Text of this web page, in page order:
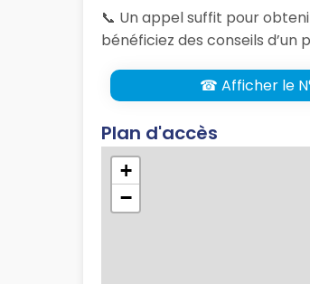
📞 Un appel suffit pour
bénéficiez des conseils d’un
☎ Afficher le
Plan d'accès
+
−